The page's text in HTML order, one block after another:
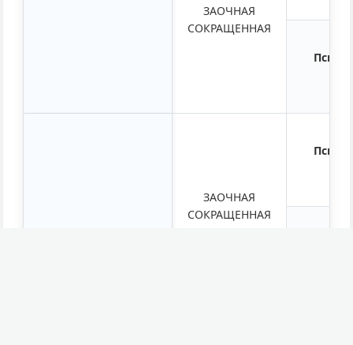
ЗАОЧНАЯ
СОКРАЩЕННАЯ
ЗАОЧНАЯ
СОКРАЩЕННАЯ